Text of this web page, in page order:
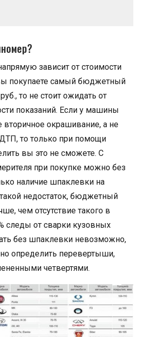
зависит от стоимости
покупаете самый бюджетный
то не стоит ожидать от
показаний. Если у машины
вторичное окрашивание, а не
то только при помощи
вы это не сможете. С
при покупке можно без
наличие шпаклевки на
недостаток, бюджетный
чем отсутствие такого в
следы от сварки кузовных
без шпаклевки невозможно,
определить перевертыши,
четвертями.